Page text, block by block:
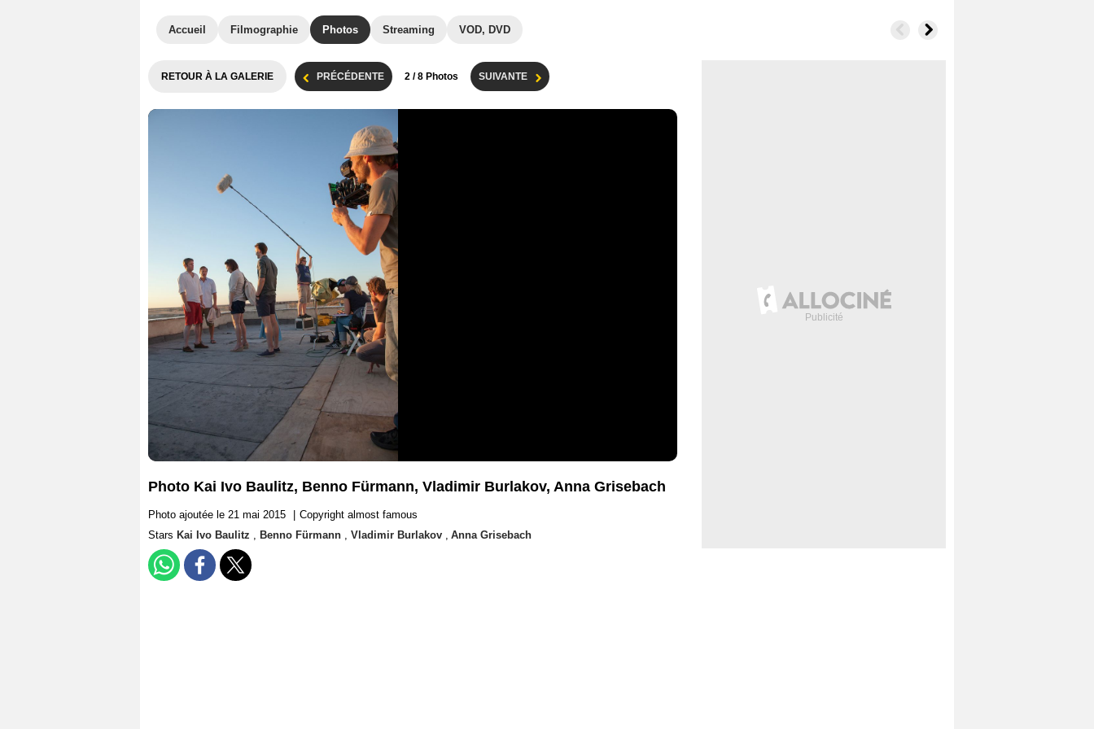
Accueil Filmographie Photos Streaming VOD, DVD
RETOUR À LA GALERIE PRÉCÉDENTE 2 / 8 Photos SUIVANTE
Photo Kai Ivo Baulitz, Benno Fürmann, Vladimir Burlakov, Anna Grisebach
Photo ajoutée le 21 mai 2015
Copyright almost famous
Stars Kai Ivo Baulitz , Benno Fürmann , Vladimir Burlakov , Anna Grisebach